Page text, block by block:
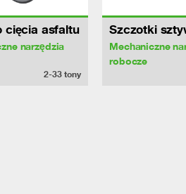
cięcia asfaltu
narzędzia
2-33tony
Szczotki
Mechaniczne
robocze